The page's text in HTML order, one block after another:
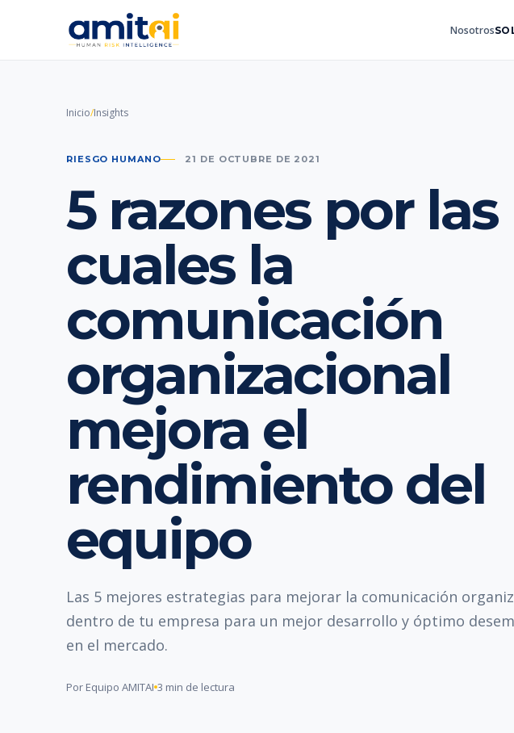
Nosotros
Inicio/Insights
RIESGO HUMANO 21 DE OCTUBRE DE 2021
5 razones por las
cuales la
comunicación
organizacional
mejora el
rendimiento del
equipo
Las 5 mejores estrategias para mejorar la comunicación
dentro de tu empresa para un mejor desarrollo y óptimo
en el mercado.
Por Equipo AMITAI 3 min de lectura